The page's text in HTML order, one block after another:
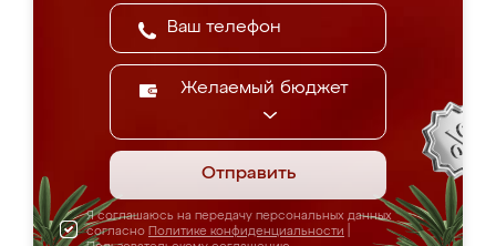
Желаемый бюджет
Отправить
Я соглашаюсь на передачу персональных данных
согласно Политике конфиденциальности